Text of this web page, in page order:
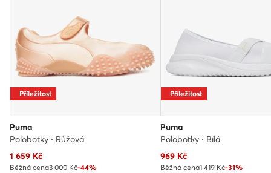
Příležitost
Puma
Polobotky · Růžová
Aktuální cena
1 659 Kč
Běžná cena3 000 Kč-44%
Příležitost
Puma
Polobotky · Bílá
Aktuální cena
969Kč
Běžná cena1 419 Kč-31%